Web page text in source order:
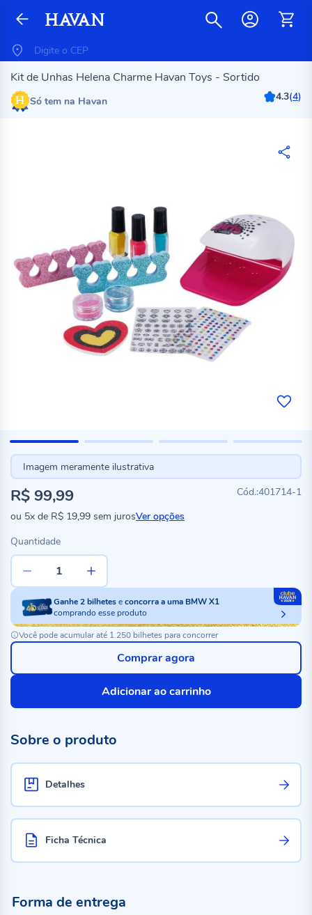
Kit de Unhas Helena Charme Havan Toys - Sortido
Só tem na Havan 4.3(4)
Imagem meramente ilustrativa
401714-1
R$ 99,99
ou 5x de R$ 19,99 sem jurosVer opções
Quantidade
Ganhe2bilheteseconcorra a uma BMW X1
comprando esse produto
Você pode acumular até 1.250 bilhetes para concorrer
Adicionar ao carrinho
Comprar agora
Sobre o produto
Detalhes
Ficha Técnica
Forma de entrega